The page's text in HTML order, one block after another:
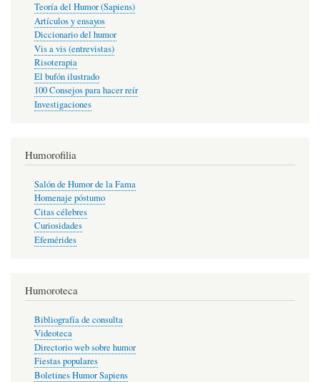
Teoría del Humor (Sapiens)
Artículos y ensayos
Diccionario del humor
Vis a vis (entrevistas)
Risoterapia
El bufón ilustrado
100 Consejos para hacer reír
Investigaciones
Humorofilia
Salón de Humor de la Fama
Homenaje póstumo
Citas célebres
Curiosidades
Efemérides
Humoroteca
Bibliografía de consulta
Videoteca
Directorio web sobre humor
Fiestas populares
Boletines Humor Sapiens